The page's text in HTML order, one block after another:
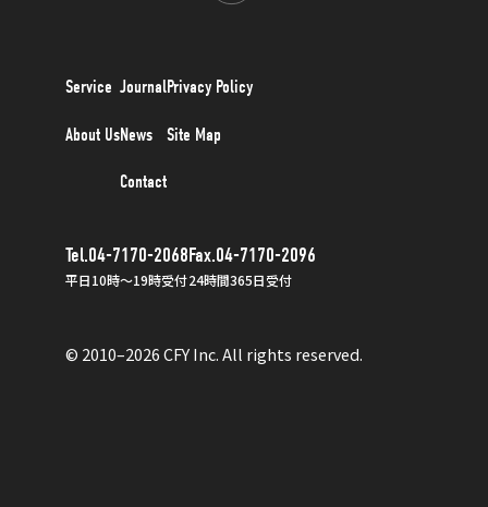
© 2010–2026 CFY Inc. All rights reserved.
Service
About Us
Journal
News
Contact
Privacy Policy
Site Map
Tel.04-7170-2068
平日10時〜19時受付
Fax.04-7170-2096
24時間365日受付